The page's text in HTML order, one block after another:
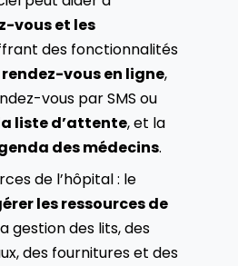
vous et les
des fonctionnalités
rendez-vous en ligne,
vous par SMS ou
liste d’attente, et la
des médecins.
de l’hôpital : le
les ressources de
gestion des lits, des
des fournitures et des